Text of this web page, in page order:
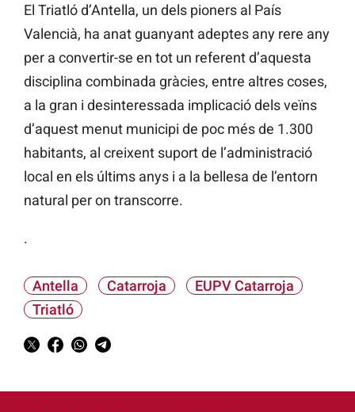
El Triatló d’Antella, un dels pioners al País
Valencià, ha anat guanyant adeptes any rere any
per a convertir-se en tot un referent d’aquesta
disciplina combinada gràcies, entre altres coses,
a la gran i desinteressada implicació dels veïns
d’aquest menut municipi de poc més de 1.300
habitants, al creixent suport de l’administració
local en els últims anys i a la bellesa de l’entorn
natural per on transcorre.
.
Antella Catarroja
EUPV Catarroja
Triatló